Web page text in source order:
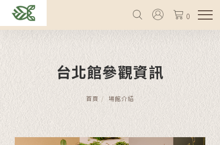
0
台北館參觀資訊
首頁 場館介紹